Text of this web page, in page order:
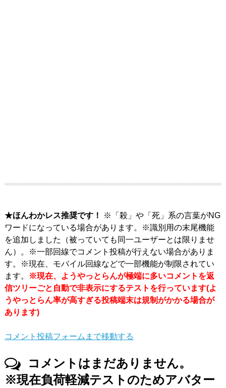
★ほんわかレス推奨です！
※「殺」や「死」系の言葉がNG
ワードになっている場合があります。※識別用の末尾機能
を追加しました（被っていても同一ユーザーとは限りませ
ん）。※一部回線でコメント投稿が行えない場合がありま
す。※現在、モバイル回線などで一部機能が制限されてい
ます。
※現在、ようやっとらんが極端に多いコメントを返
信ツリーごと自動で非表示にするテストを行っています(よ
うやっとらん率が高すぎる投稿端末は規制がかかる場合が
あります)
コメント投稿フォームまで移動する
コメントはまだありません。
※現在負荷軽減テストのためアバター